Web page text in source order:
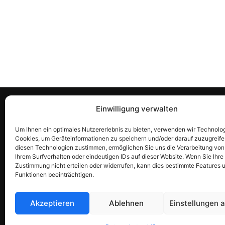
Einwilligung verwalten
Um Ihnen ein optimales Nutzererlebnis zu bieten, verwenden wir
Cookies, um Geräteinformationen zu speichern und/oder darauf
diesen Technologien zustimmen, ermöglichen Sie uns die Verarbeitung
Ihrem Surfverhalten oder eindeutigen IDs auf dieser Website. Wenn Sie Ihre
Zustimmung nicht erteilen oder widerrufen, kann dies bestimmte Features
Funktionen beeinträchtigen.
Akzeptieren Ablehnen Einstellungen
Rechtliches & Richtlinien
Allgemeine Geschäftsbedingungen
(AGB)
Datenschutzerklärung
Rückerstattungsrichtlinie
Allergen- und Ernährungshinweis
Unternehmensinformationen
+358